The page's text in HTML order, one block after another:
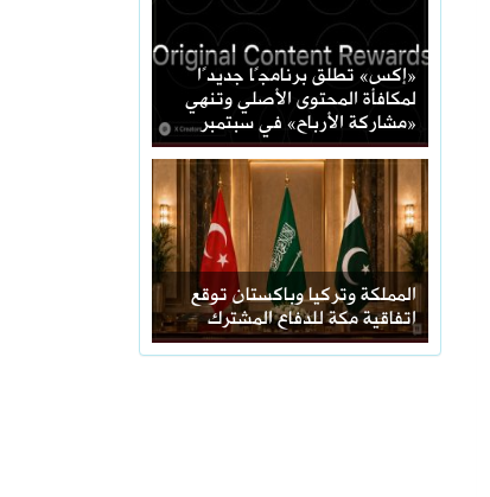
«إكس» تطلق برنامجًا جديدًا
لمكافأة المحتوى الأصلي وتنهي
«مشاركة الأرباح» في سبتمبر
المملكة وتركيا وباكستان توقع
اتفاقية مكة للدفاع المشترك